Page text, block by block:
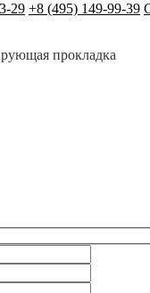
29 +8 (495) 149-99-39
прокладка